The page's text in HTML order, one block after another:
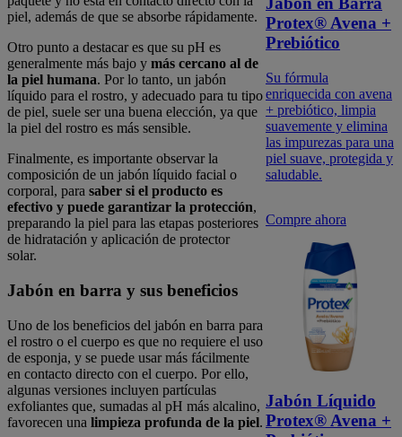
piel, además de que se absorbe rápidamente.
Otro punto a destacar es que su pH es
generalmente más bajo y más cercano al de
la piel humana. Por lo tanto, un jabón
líquido para el rostro, y adecuado para tu tipo
de piel, suele ser una buena elección, ya que
la piel del rostro es más sensible.
Finalmente, es importante observar la
composición de un jabón líquido facial o
corporal, para saber si el producto es
efectivo y puede garantizar la protección,
preparando la piel para las etapas posteriores
de hidratación y aplicación de protector
solar.
Jabón en barra y sus beneficios
Uno de los beneficios del jabón en barra para
el rostro o el cuerpo es que no requiere el uso
de esponja, y se puede usar más fácilmente
en contacto directo con el cuerpo. Por ello,
algunas versiones incluyen partículas
exfoliantes que, sumadas al pH más alcalino,
favorecen una limpieza profunda de la piel.
Protex® Avena +
Prebiótico
Su fórmula
enriquecida con avena
+ prebiótico, limpia
suavemente y elimina
las impurezas para una
piel suave, protegida y
saludable.
Compre ahora
Jabón Líquido
Protex® Avena +